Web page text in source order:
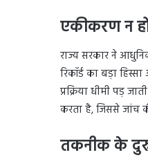
एकीकरण न
राज्य सरकार ने
रिकॉर्ड का बड़ा
प्रक्रिया धीमी पड़
करता है, जिससे जांच
तकनीक के